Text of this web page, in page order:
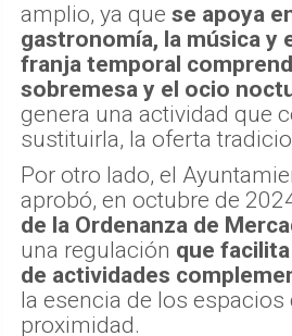
amplio, ya que se apoya
gastronomía, la música y
franja temporal
sobremesa y el ocio
genera una actividad que
sustituirla, la oferta
Por otro lado, el
aprobó, en octubre de
de la Ordenanza de
una regulación que
de actividades
la esencia de los
proximidad.